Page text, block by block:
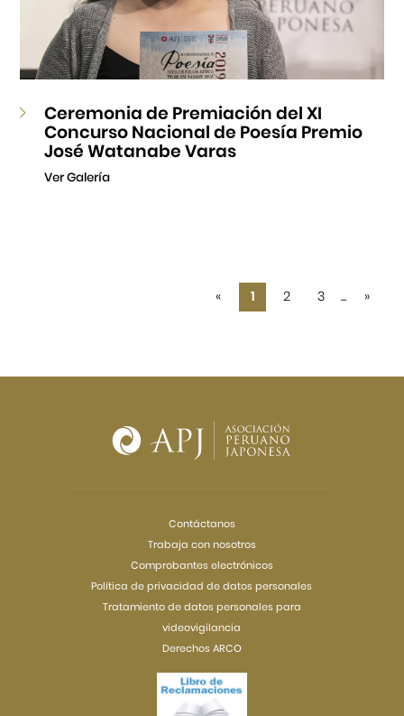
Ceremonia de Premiación del XI
Concurso Nacional de Poesía Premio
José Watanabe Varas
Ver Galería
« 1 2 3 ... »
Contáctanos
Trabaja con nosotros
Comprobantes electrónicos
Política de privacidad de datos personales
Tratamiento de datos personales para
videovigilancia
Derechos ARCO